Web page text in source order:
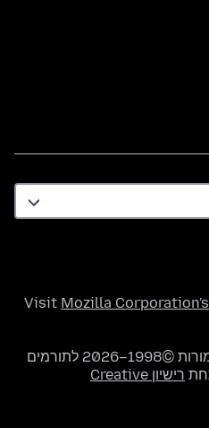
Visit Mozilla Corporation's
הזכויות של חלקים מתוכן זה שמורות ©1998–2026 לתורמים
רישיון Creative